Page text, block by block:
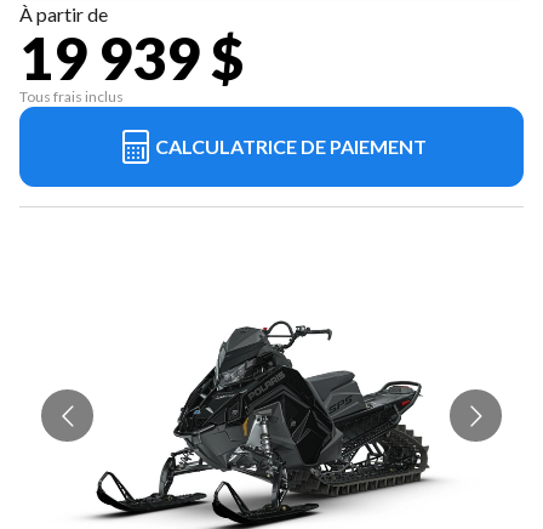
À partir de
19 939 $
Tous frais inclus
CALCULATRICE DE PAIEMENT